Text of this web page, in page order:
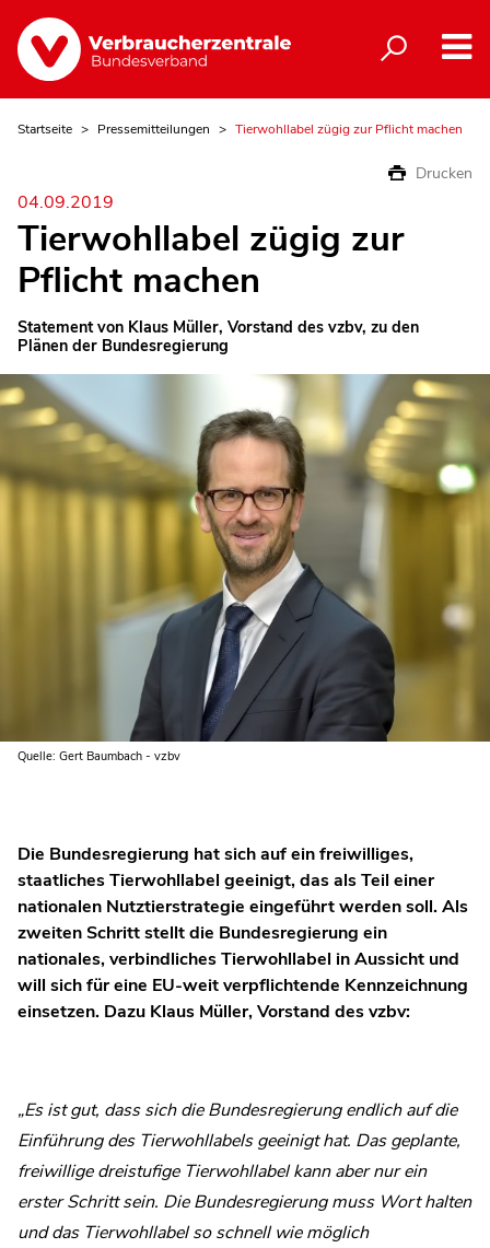
Startseite Pressemitteilungen Tierwohllabel zügig zur Pflicht machen
Drucken
04.09.2019
Tierwohllabel zügig zur
Pflicht machen
Statement von Klaus Müller, Vorstand des vzbv, zu den
Plänen der Bundesregierung
Quelle: Gert Baumbach - vzbv
Die Bundesregierung hat sich auf ein freiwilliges,
staatliches Tierwohllabel geeinigt, das als Teil einer
nationalen Nutztierstrategie eingeführt werden soll. Als
zweiten Schritt stellt die Bundesregierung ein
nationales, verbindliches Tierwohllabel in Aussicht und
will sich für eine EU-weit verpflichtende Kennzeichnung
einsetzen. Dazu Klaus Müller, Vorstand des vzbv:
„Es ist gut, dass sich die Bundesregierung endlich auf die
Einführung des Tierwohllabels geeinigt hat. Das geplante,
freiwillige dreistufige Tierwohllabel kann aber nur ein
erster Schritt sein. Die Bundesregierung muss Wort halten
und das Tierwohllabel so schnell wie möglich